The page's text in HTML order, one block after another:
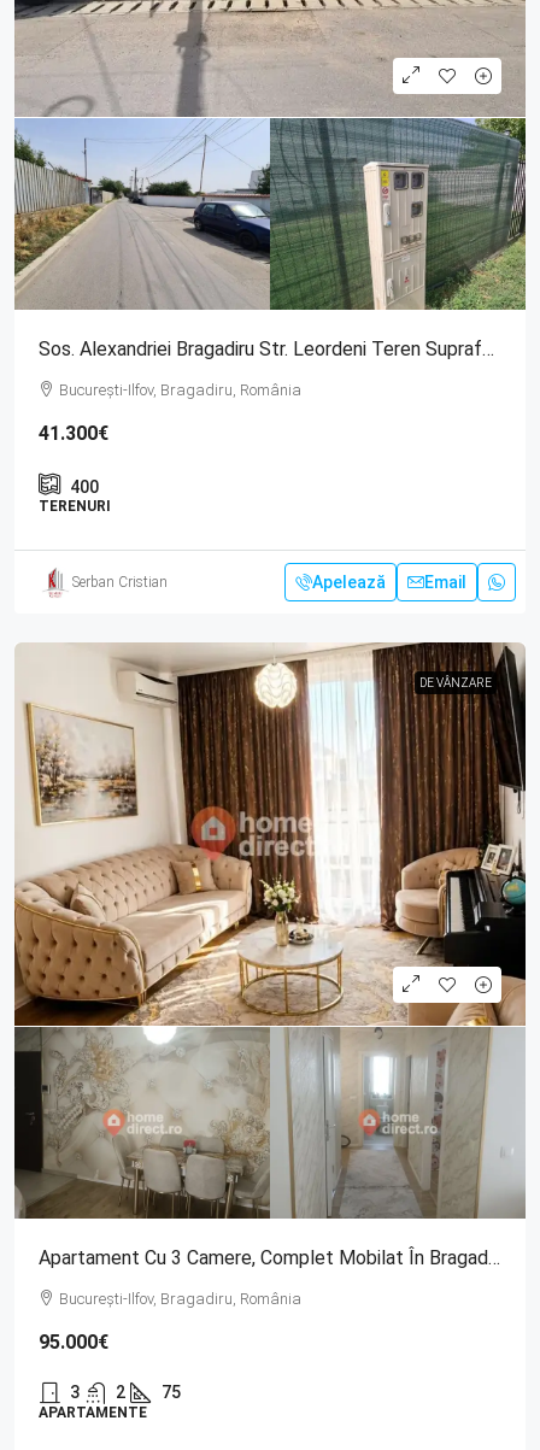
Sos. Alexandriei Bragadiru Str. Leordeni Teren Suprafata 400 Mp
București-Ilfov, Bragadiru, România
41.300€
400
TERENURI
Serban Cristian Apelează Email
DE VÂNZARE
DE VÂNZARE
Apartament Cu 3 Camere, Complet Mobilat În Bragadiru
București-Ilfov, Bragadiru, România
95.000€
3 2 75
APARTAMENTE